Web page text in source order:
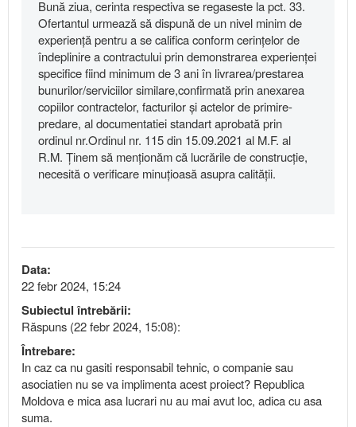
Bună ziua, cerinta respectiva se regaseste la pct. 33.
Ofertantul urmează să dispună de un nivel minim de
experienţă pentru a se califica conform cerinţelor de
îndeplinire a contractului prin demonstrarea experienţei
specifice fiind minimum de 3 ani în livrarea/prestarea
bunurilor/serviciilor similare,confirmată prin anexarea
copiilor contractelor, facturilor și actelor de primire-
predare, al documentatiei standart aprobată prin
ordinul nr.Ordinul nr. 115 din 15.09.2021 al M.F. al
R.M. Ținem să menționăm că lucrările de construcție,
necesită o verificare minuțioasă asupra calității.
Data:
22 febr 2024, 15:24
Subiectul întrebării:
Răspuns (22 febr 2024, 15:08):
Întrebare:
In caz ca nu gasiti responsabil tehnic, o companie sau
asociatien nu se va implimenta acest proiect? Republica
Moldova e mica asa lucrari nu au mai avut loc, adica cu asa
suma.